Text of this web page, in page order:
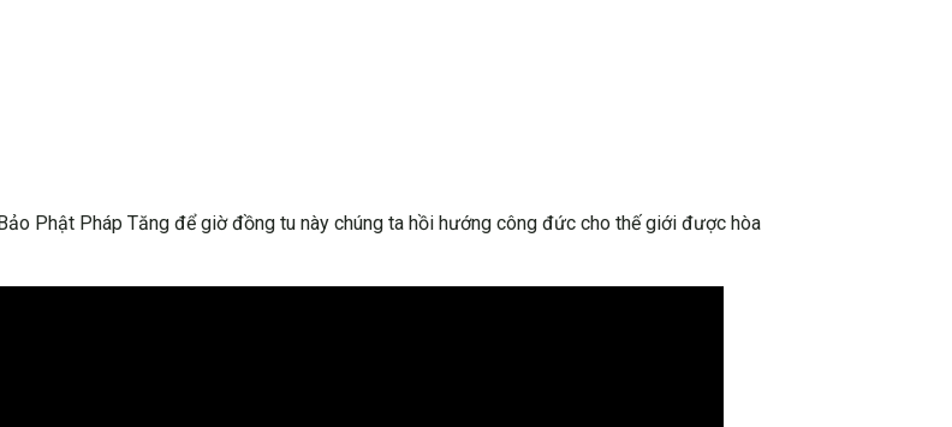
Phật Pháp Tăng để giờ đồng tu này chúng ta hồi hướng công đức cho thế giới được hòa